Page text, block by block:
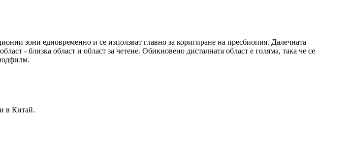
зони едновременно и се използват главно за коригиране на пресбиопия. Далечната
- близка област и област за четене. Обикновено дисталната област е голяма, така че се
в Китай.